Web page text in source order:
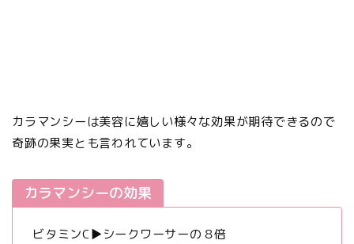
カラマンシーは美容に嬉しい様々な効果が期待できるので
奇跡の果実とも言われています。
カラマンシーの効果
ビタミンC▶︎シークワーサーの８倍